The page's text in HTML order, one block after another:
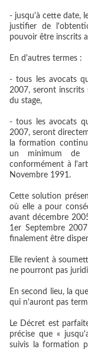
- jusqu'à cette date,
justifier de
pouvoir être inscrits
En d'autres termes :
- tous les avocats
2007, seront inscrits
du stage,
- tous les avocats
2007, seront
la formation
un minimum de
conformément à
Novembre 1991.
Cette solution
où elle a pour
avant décembre
1er Septembre
finalement être
Elle revient à
ne pourront pas
En second lieu, la
qui n'auront pas
Le Décret est
précise que «
suivis la formation